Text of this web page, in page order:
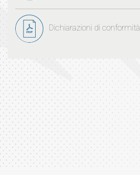
Dichiarazioni di conformità